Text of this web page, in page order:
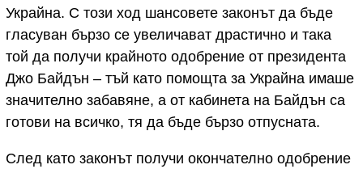
Украйна. С този ход шансовете законът да бъде
гласуван бързо се увеличават драстично и така
той да получи крайното одобрение от президента
Джо Байдън – тъй като помощта за Украйна имаше
значително забавяне, а от кабинета на Байдън са
готови на всичко, тя да бъде бързо отпусната.
След като законът получи окончателно одобрение